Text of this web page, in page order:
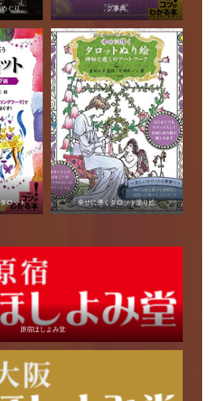
ぐり グ事典
ロット 幸せに導くタロット塗り絵
原宿ほしよみ堂